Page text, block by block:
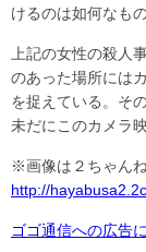
けるのは如何なも
上記の女性の殺人
のあった場所には
を捉えている。そ
未だにこのカメラ
※画像は２ちゃんね
http://
ゴゴ通信への広告